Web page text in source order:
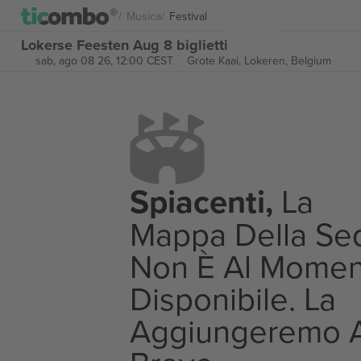
Musica Festival
Lokerse Feesten Aug 8 biglietti
sab, ago 08 26, 12:00 CEST Grote Kaai, Lokeren, Belgium
Spiacenti, La
Mappa Della
Non È Al
Disponibile. La
Aggiungeremo